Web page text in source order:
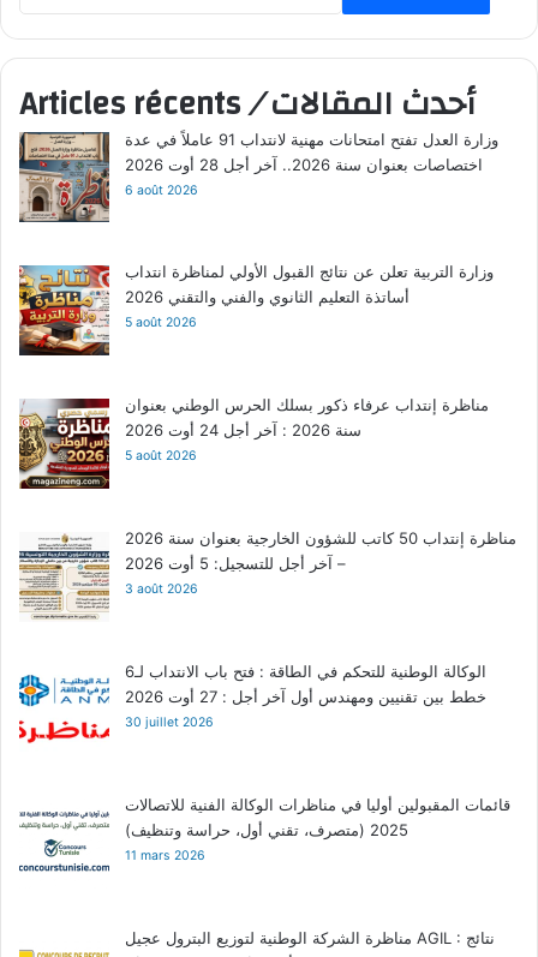
Articles récents/أحدث المقالات
وزارة العدل تفتح امتحانات مهنية لانتداب 91 عاملاً في عدة
اختصاصات بعنوان سنة 2026.. آخر أجل 28 أوت 2026
6 août 2026
وزارة التربية تعلن عن نتائج القبول الأولي لمناظرة انتداب
أساتذة التعليم الثانوي والفني والتقني 2026
5 août 2026
مناظرة إنتداب عرفاء ذكور بسلك الحرس الوطني بعنوان
سنة 2026 : آخر أجل 24 أوت 2026
5 août 2026
مناظرة إنتداب 50 كاتب للشؤون الخارجية بعنوان سنة 2026
– آخر أجل للتسجيل: 5 أوت 2026
3 août 2026
الوكالة الوطنية للتحكم في الطاقة : فتح باب الانتداب لـ6
خطط بين تقنيين ومهندس أول آخر أجل : 27 أوت 2026
30 juillet 2026
قائمات المقبولين أوليا في مناظرات الوكالة الفنية للاتصالات
2025 (متصرف، تقني أول، حراسة وتنظيف)
11 mars 2026
مناظرة الشركة الوطنية لتوزيع البترول عجيل AGIL : نتائج